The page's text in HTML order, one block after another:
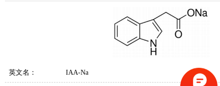
英文名： IAA-Na